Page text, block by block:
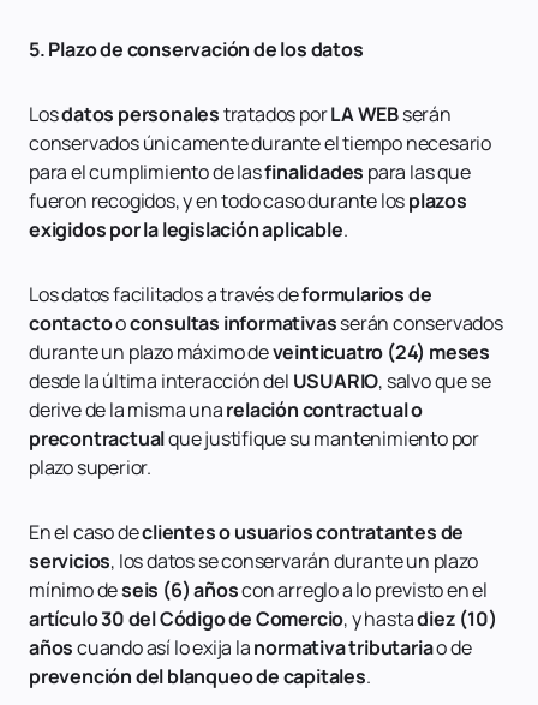
5. Plazo de conservación de los datos
Losdatos personalestratados porLA WEBserán
conservados únicamente durante el tiempo necesario
para el cumplimiento de lasfinalidades para las que
fueron recogidos, y en todo caso durante losplazos
exigidos por la legislación aplicable.
Los datos facilitados a través deformularios de
contactooconsultas informativasserán conservados
durante un plazo máximo deveinticuatro (24) meses
desde la última interacción del USUARIO, salvo que se
derive de la misma unarelación contractual o
precontractualque justifique su mantenimiento por
plazo superior.
En el caso declientes o usuarios contratantes de
servicios, los datos se conservarán durante un plazo
mínimo deseis (6) añoscon arreglo a lo previsto en el
artículo 30 del Código de Comercio, y hastadiez (10)
añoscuando así lo exija lanormativa tributariao de
prevención del blanqueo de capitales.